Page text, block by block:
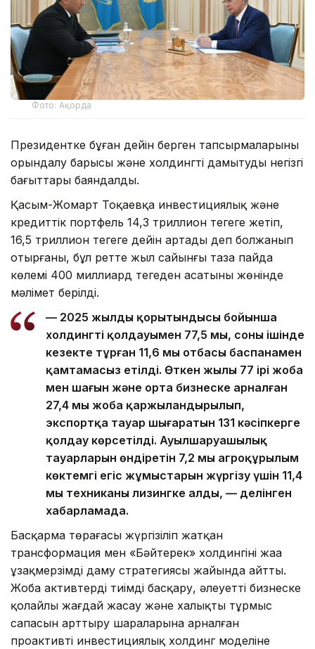
Фото: Ақорда
Президентке бұған дейін берген тапсырмаларының
орындалу барысы және холдингті дамытудың негізгі
бағыттары баяндалды.
Қасым-Жомарт Тоқаевқа инвестициялық және
кредиттік портфель 14,3 триллион теңгеге жетіп,
16,5 триллион теңгеге дейін артады деп болжанып
отырғаны, бұл ретте жыл сайынғы таза пайда
көлемі 400 миллиард теңгеден асатыны жөнінде
мәлімет берілді.
— 2025 жылдың қорытындысы бойынша
холдингтің қолдауымен 77,5 мың, соның ішінде
кезекте тұрған 11,6 мың отбасы баспанамен
қамтамасыз етілді. Өткен жылы 77 ірі жоба
мен шағын және орта бизнеске арналған
27,4 мың жоба қаржыландырылып,
экспортқа тауар шығаратын 131 кәсіпкерге
қолдау көрсетілді. Ауылшаруашылық
тауарларын өндіретін 7,2 мың агроқұрылым
көктемгі егіс жұмыстарын жүргізу үшін 11,4
мың техниканы лизингке алды, — делінген
хабарламада.
Басқарма төрағасы жүргізіліп жатқан
трансформация мен «Бәйтерек» холдингінің жаңа
ұзақмерзімді даму стратегиясы жайында айтты.
Жоба активтерді тиімді басқару, әлеуетті бизнеске
қолайлы жағдай жасау және халықтың тұрмыс
сапасын арттыру шараларына арналған
проактивті инвестициялық холдинг моделіне